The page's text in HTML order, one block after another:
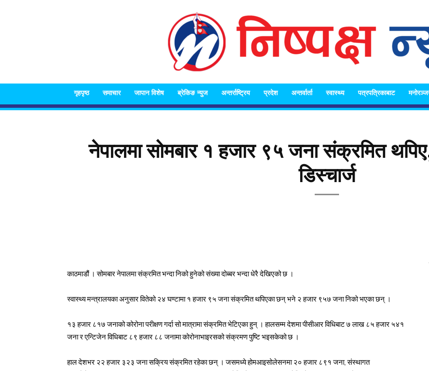
News
गृहपृष्ठ समाचार जापान विशेष ब्रेकिङ न्युज अन्तर्राष्ट्रिय प्रदेश अन्तर्वार्ता स्वास्थ्य पत्रपत्रिकाबाट
नेपालमा सोमबार १ हजार ९५ जना संक्रमित
डिस्चार्ज
काठमाडौं । सोमबार नेपालमा संक्रमित भन्दा निको हुनेको संख्या दोब्बर भन्दा धेरै देखिएको छ ।
स्वास्थ्य मन्त्रालयका अनुसार वितेको २४ घण्टामा १ हजार ९५ जना संक्रमित थपिएका छन् भने २ हजार ९५७ जना निको भएका छन् ।
१३ हजार ८१७ जनाको कोरोना परीक्षण गर्दा सो मात्रामा संक्रमित भेटिएका हुन् । हालसम्म देशमा पीसीआर विधिबाट ७ लाख ८५ हजार ५४१
जना र एन्टिजेन विधिबाट ८९ हजार ८८ जनामा कोरोनाभाइरसको संक्रमण पुष्टि भइसकेको छ ।
हाल देशभर २२ हजार ३२३ जना सक्रिय संक्रमित रहेका छन् । जसमध्ये होमआइसोलेसनमा २० हजार ८९१ जना, संस्थागत